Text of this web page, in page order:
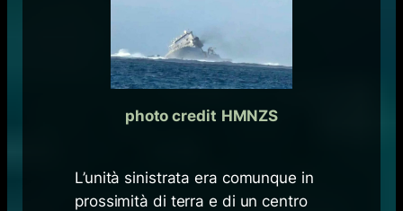
photo credit HMNZS
L’unità sinistrata era comunque in
prossimità di terra e di un centro